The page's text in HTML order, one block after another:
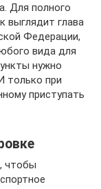
Для полного
выглядит глава
Федерации,
вида для
нужно
только при
приступать
чтобы